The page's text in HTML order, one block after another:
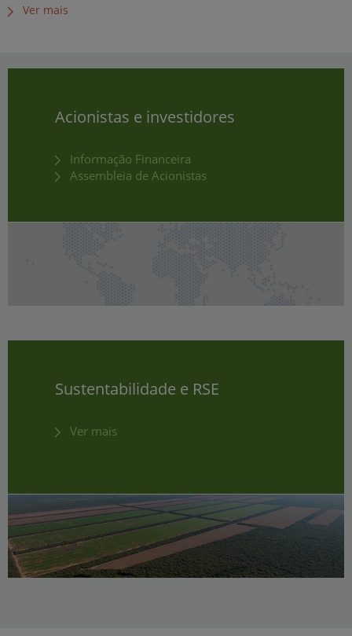
Ver mais
Acionistas e investidores
Informação Financeira
Assembleia de Acionistas
Sustentabilidade e RSE
Ver mais